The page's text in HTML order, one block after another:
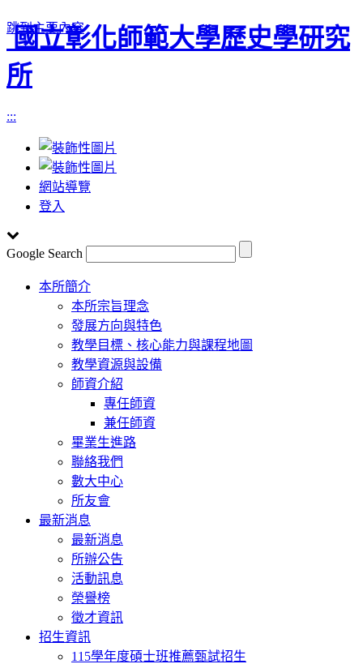
跳到主要內容
國立彰化師範大學歷史學研究
所
:::
網站導覽
登入
Google Search
Toggle
navigation
本所簡介
本所宗旨理念
發展方向與特色
教學目標、核心能力與課程地圖
教學資源與設備
師資介紹
專任師資
兼任師資
畢業生進路
聯絡我們
數大中心
所友會
最新消息
最新消息
所辦公告
活動訊息
榮譽榜
徵才資訊
招生資訊
115學年度碩士班推薦甄試招生